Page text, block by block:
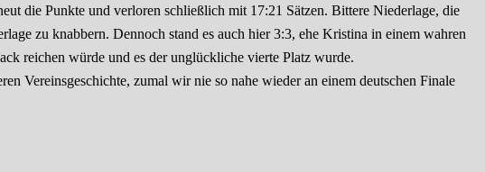
die Punkte und verloren schließlich mit 17:21 Sätzen. Bittere Niederlage, die
zu knabbern. Dennoch stand es auch hier 3:3, ehe Kristina in einem wahren
reichen würde und es der unglückliche vierte Platz wurde.
Vereinsgeschichte, zumal wir nie so nahe wieder an einem deutschen Finale